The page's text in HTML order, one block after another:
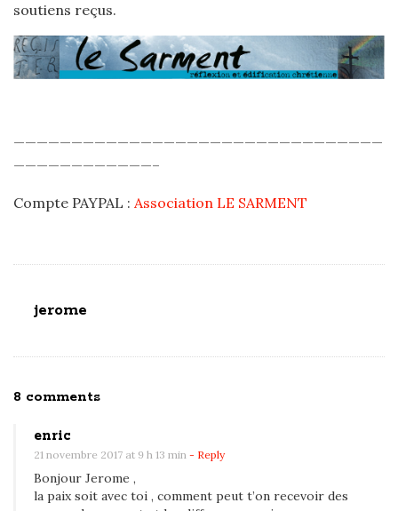
soutiens reçus.
————————————————————————————————
————————————–
Compte PAYPAL : Association LE SARMENT
jerome
8 commentsO
u
enric
21 novembre 2017 at 9 h 13 min - Reply
Bonjour Jerome ,
la paix soit avec toi , comment peut t’on recevoir des